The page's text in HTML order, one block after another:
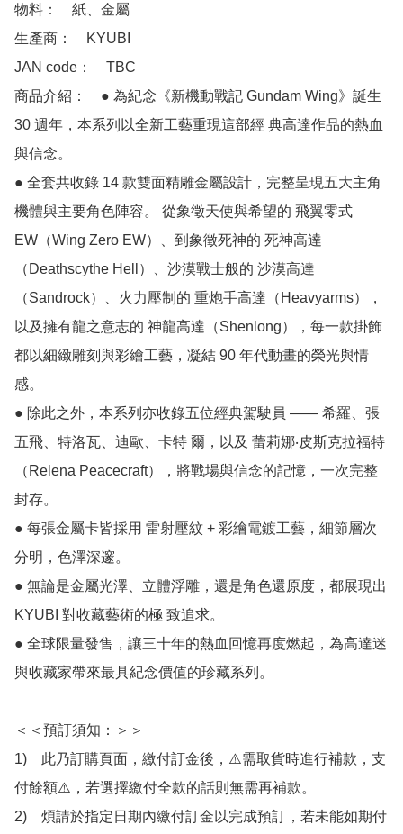
物料：　紙、金屬
生產商：　KYUBI
JAN code：　TBC
商品介紹：　● 為紀念《新機動戰記 Gundam Wing》誕生
30 週年，本系列以全新工藝重現這部經 典高達作品的熱血
與信念。
● 全套共收錄 14 款雙面精雕金屬設計，完整呈現五大主角
機體與主要角色陣容。 從象徵天使與希望的 飛翼零式
EW（Wing Zero EW）、到象徵死神的 死神高達
（Deathscythe Hell）、沙漠戰士般的 沙漠高達
（Sandrock）、火力壓制的 重炮手高達（Heavyarms），
以及擁有龍之意志的 神龍高達（Shenlong），每一款掛飾
都以細緻雕刻與彩繪工藝，凝結 90 年代動畫的榮光與情
感。
● 除此之外，本系列亦收錄五位經典駕駛員 —— 希羅、張
五飛、特洛瓦、迪歐、卡特 爾，以及 蕾莉娜‧皮斯克拉福特
（Relena Peacecraft），將戰場與信念的記憶，一次完整
封存。
● 每張金屬卡皆採用 雷射壓紋 + 彩繪電鍍工藝，細節層次
分明，色澤深邃。
● 無論是金屬光澤、立體浮雕，還是角色還原度，都展現出
KYUBI 對收藏藝術的極 致追求。
● 全球限量發售，讓三十年的熱血回憶再度燃起，為高達迷
與收藏家帶來最具紀念價值的珍藏系列。
＜＜預訂須知：＞＞
1)　此乃訂購頁面，繳付訂金後，⚠️需取貨時進行補款，支
付餘額⚠️，若選擇繳付全款的話則無需再補款。
2)　煩請於指定日期內繳付訂金以完成預訂，若未能如期付